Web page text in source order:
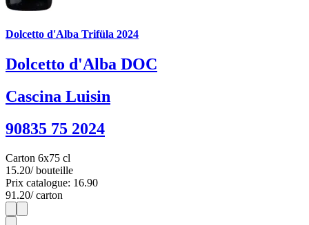
Dolcetto d'Alba Trifüla 2024
Dolcetto d'Alba DOC
Cascina Luisin
90835 75 2024
Carton 6x75 cl
15.20/ bouteille
Prix catalogue: 16.90
91.20/ carton
1